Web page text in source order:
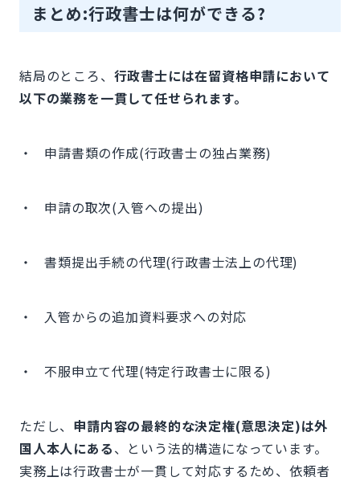
まとめ:行政書士は何ができる?
結局のところ、 行政書士には在留資格申請において
以下の業務を一貫して任せられます。
・ 申請書類の作成(行政書士の独占業務)
・ 申請の取次(入管への提出)
・ 書類提出手続の代理(行政書士法上の代理)
・ 入管からの追加資料要求への対応
・ 不服申立て代理(特定行政書士に限る)
ただし、 申請内容の最終的な決定権(意思決定)は外
国人本人にある、という法的構造になっています。
実務上は行政書士が一貫して対応するため、依頼者